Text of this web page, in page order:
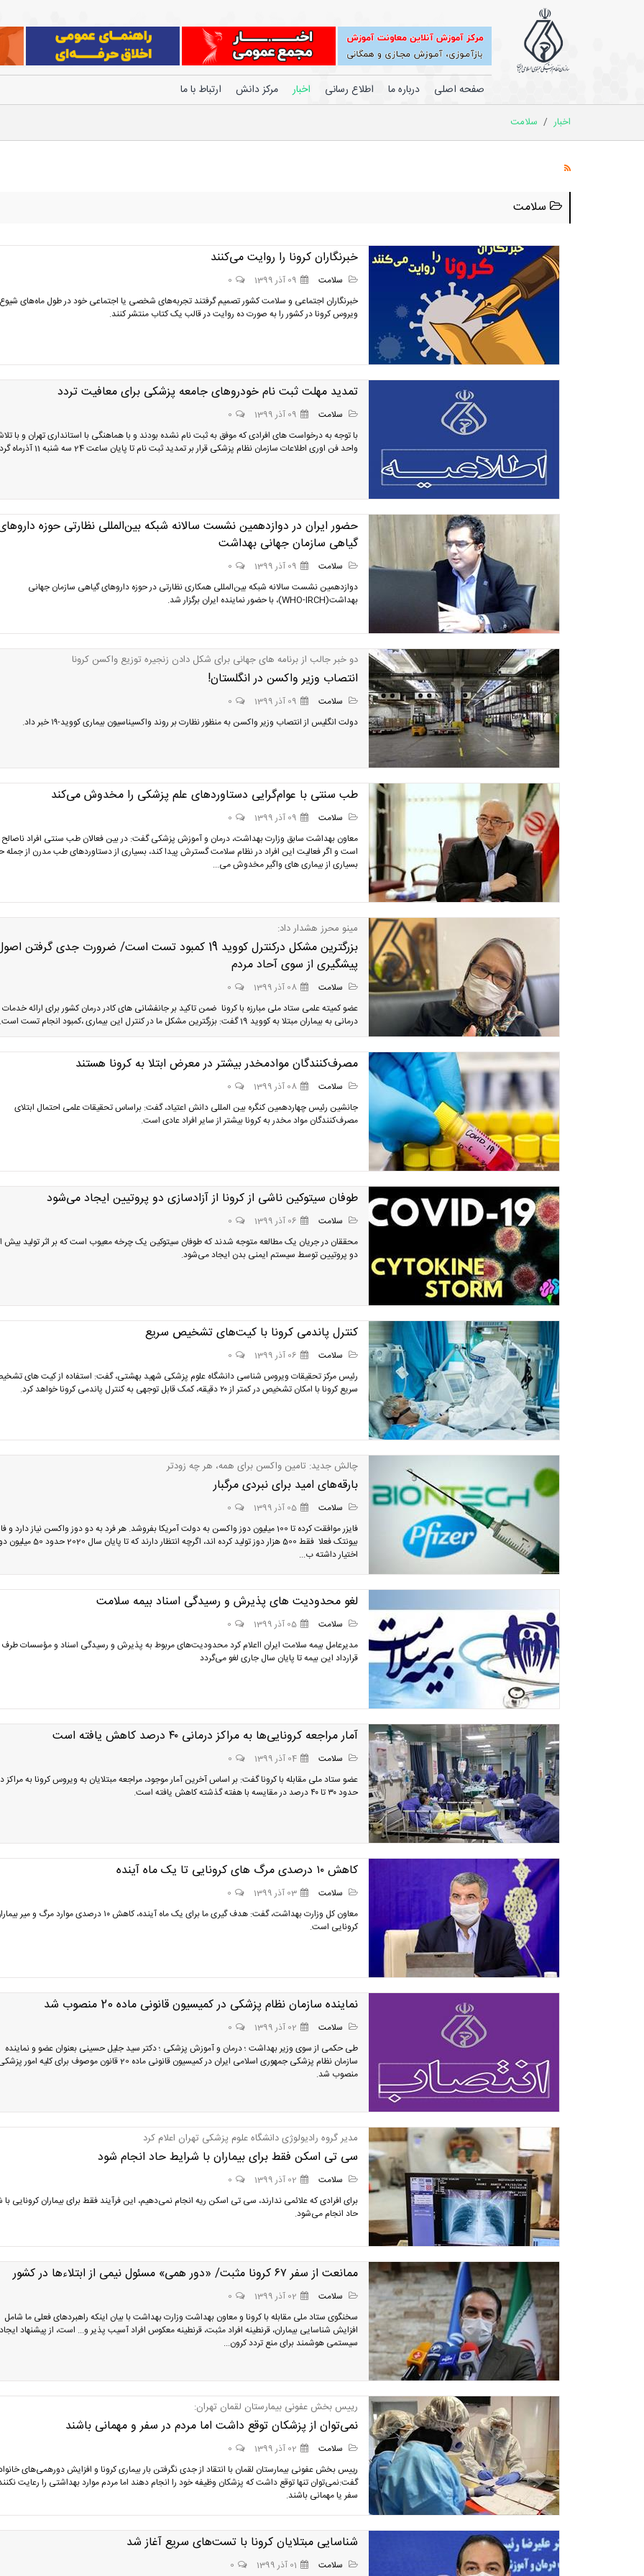
صفحه اصلی درباره ما اطلاع رسانی اخبار مرکز دانش ارتباط با ما
اخبار / سلامت
سلامت
خبرنگاران کرونا را روایت می‌کنند
سلامت 09 آذر 1399
0
خبرنگاران اجتماعی و سلامت کشور تصمیم گرفتند تجربه‌های شخصی یا اجتماعی خود در طول ماه‌های شیوع
ویروس کرونا در کشور را به صورت ده روایت در قالب یک کتاب منتشر کنند.
تمدید مهلت ثبت نام خودروهای جامعه پزشکی برای معافیت تردد
سلامت 09 آذر 1399
0
با توجه به درخواست های افرادی که موفق به ثبت نام نشده بودند و با هماهنگی با استانداری تهران و با
واحد فن اوری اطلاعات سازمان نظام پزشکی قرار بر تمدید ثبت نام تا پایان ساعت 24 سه شنبه 11 آذرماه گردید
حضور ایران در دوازدهمین نشست سالانه شبکه بین‌المللی نظارتی حوزه
گیاهی سازمان جهانی بهداشت
سلامت 09 آذر 1399
0
دوازدهمین نشست سالانه شبکه بین‌المللی همکاری نظارتی در حوزه داروهای گیاهی سازمان جهانی
بهداشت(WHO-IRCH)، با حضور نماینده ایران برگزار شد.
دو خبر جالب از برنامه های جهانی برای شکل دادن زنجیره توزیع واکسن کرونا
انتصاب وزیر واکسن در انگلستان!
سلامت 09 آذر 1399
0
دولت انگلیس از انتصاب وزیر واکسن به منظور نظارت بر روند واکسیناسیون بیماری کووید-۱۹ خبر داد.
طب سنتی با عوام‌گرایی دستاوردهای علم پزشکی را مخدوش می‌کند
سلامت 09 آذر 1399
0
معاون بهداشت سابق وزارت بهداشت، درمان و آموزش پزشکی گفت: در بین فعالان طب سنتی افراد ناصالح
است و اگر فعالیت این افراد در نظام سلامت گسترش پیدا کند، بسیاری از دستاوردهای طب مدرن از
بسیاری از بیماری های واگیر مخدوش می...
مینو محرز هشدار داد:
بزرگترین مشکل درکنترل کووید 19 کمبود تست است/ ضرورت جدی گرفتن
پیشگیری از سوی آحاد مردم
سلامت 08 آذر 1399
0
عضو کمیته علمی ستاد ملی مبارزه با کرونا ضمن تاکید بر جانفشانی های کادر درمان کشور برای ارائه خدمات
درمانی به بیماران مبتلا به کووید 19 گفت: بزرگترین مشکل ما در کنترل این بیماری ،کمبود انجام تست است.
مصرف‌کنندگان موادمخدر بیشتر در معرض ابتلا به کرونا هستند
سلامت 08 آذر 1399
0
جانشین رئیس چهاردهمین کنگره بین المللی دانش اعتیاد، گفت: براساس تحقیقات علمی احتمال ابتلای
مصرف‌کنندگان مواد مخدر به کرونا بیشتر از سایر افراد عادی است.
طوفان سیتوکین ناشی از کرونا از آزادسازی دو پروتیین ایجاد می‌شود
سلامت 06 آذر 1399
0
محققان در جریان یک مطالعه متوجه شدند که طوفان سیتوکین یک چرخه معیوب است که بر اثر تولید بیش
دو پروتیین توسط سیستم ایمنی بدن ایجاد می‌شود.
کنترل پاندمی کرونا با کیت‌های تشخیص سریع
سلامت 06 آذر 1399
0
رئیس مرکز تحقیقات ویروس شناسی دانشگاه علوم پزشکی شهید بهشتی، گفت: استفاده از کیت های
سریع کرونا با امکان تشخیص در کمتر از ۲۰ دقیقه، کمک قابل توجهی به کنترل پاندمی کرونا خواهد کرد.
چالش جدید: تامین واکسن برای همه، هر چه زودتر
بارقه‌های امید برای نبردی مرگبار
سلامت 05 آذر 1399
0
فایزر موافقت کرده تا 100 میلیون دوز واکسن به دولت آمریکا بفروشد. هر فرد به دو دوز واکسن نیاز دارد و
بیونتک فعلا فقط 500 هزار دوز تولید كرده اند، اگرچه انتظار دارند كه
اختیار داشته ب...
لغو محدودیت های پذیرش و رسیدگی اسناد بیمه سلامت
سلامت 05 آذر 1399
0
مدیرعامل بیمه سلامت ایران ااعلام کرد محدودیت‌های مربوط به پذیرش و رسیدگی اسناد و مؤسسات طرف
قرارداد این بیمه تا پایان سال جاری لغو می‌گردد
آمار مراجعه کرونایی‌ها به مراکز درمانی ۴۰ درصد کاهش یافته است
سلامت 04 آذر 1399
0
عضو ستاد ملی مقابله با کرونا گفت: بر اساس آخرین آمار موجود، مراجعه مبتلایان به ویروس کرونا به مراکز
حدود ۳۰ تا ۴۰ درصد در مقایسه با هفته گذشته کاهش یافته است.
کاهش ۱۰ درصدی مرگ های کرونایی تا یک ماه آینده
سلامت 03 آذر 1399
0
معاون کل وزارت بهداشت، گفت: هدف گیری ما برای یک ماه آینده، کاهش ۱۰ درصدی موارد مرگ و میر
کرونایی است.
نماینده سازمان نظام پزشکی در کمیسیون قانونی ماده 20 منصوب شد
سلامت 02 آذر 1399
0
طی حکمی از سوی وزیر بهداشت ؛ درمان و آموزش پزشکی ؛ دکتر سید جلیل حسینی بعنوان عضو و نماینده
سازمان نظام پزشکی جمهوری اسلامی ایران در کمیسیون قانونی ماده 20 قانون موصوف برای کلیه امور
منصوب شد.
مدیر گروه رادیولوژی دانشگاه علوم پزشکی تهران اعلام کرد
سی تی اسکن فقط برای بیماران با شرایط حاد انجام شود
سلامت 02 آذر 1399
0
برای افرادی که علائمی ندارند، سی تی اسکن ریه انجام نمی‌دهیم، این فرآیند فقط برای بیماران کرونایی
حاد انجام می‌شود.
ممانعت از سفر ۶۷ کرونا مثبت/ «دور همی‌» مسئول نیمی از ابتلاءها در کشور
سلامت 02 آذر 1399
0
سخنگوی ستاد ملی مقابله با کرونا و معاون بهداشت وزارت بهداشت با بیان اینکه راهبردهای فعلی ما شامل
افزایش شناسایی بیماران، قرنطینه افراد مثبت، قرنطینه معکوس افراد آسیب پذیر و... است، از پیشنهاد ایجاد
سیستمی هوشمند برای منع تردد کرون...
رییس بخش عفونی بیمارستان لقمان تهران:
نمی‌توان از پزشکان توقع داشت اما مردم در سفر و مهمانی باشند
سلامت 02 آذر 1399
0
رییس بخش عفونی بیمارستان لقمان با انتقاد از جدی نگرفتن بار بیماری کرونا و افزایش دورهمی‌های
گفت:نمی‌توان تنها توقع داشت که پزشکان وظیفه خود را انجام دهند اما مردم موارد بهداشتی را رعایت
سفر یا مهمانی باشند.
شناسایی مبتلایان کرونا با تست‌های سریع آغاز شد
سلامت 01 آذر 1399 0